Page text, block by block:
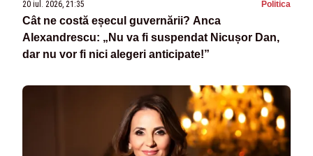
20 iul. 2026, 21:35 Politica
Cât ne costă eșecul guvernării? Anca
Alexandrescu: „Nu va fi suspendat Nicușor Dan,
dar nu vor fi nici alegeri anticipate!”